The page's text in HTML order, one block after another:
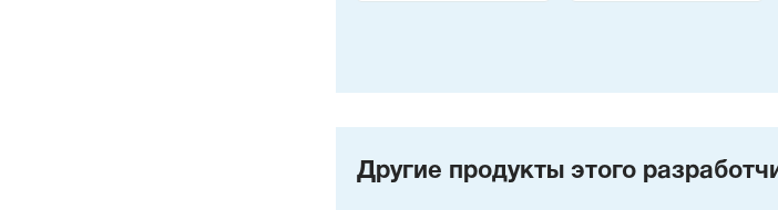
Другие продукты этого